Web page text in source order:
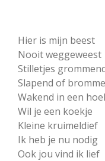
Hier is mijn beest
Nooit weggeweest
Stilletjes
Slapend of
Wakend in een
Wil je een koekje
Kleine kruimeldief
Ik heb je nu nodig
Ook jou vind ik lief